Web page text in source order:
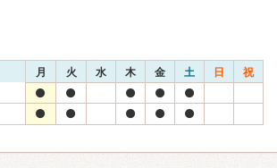
月 火 水 木 金 土 日 祝